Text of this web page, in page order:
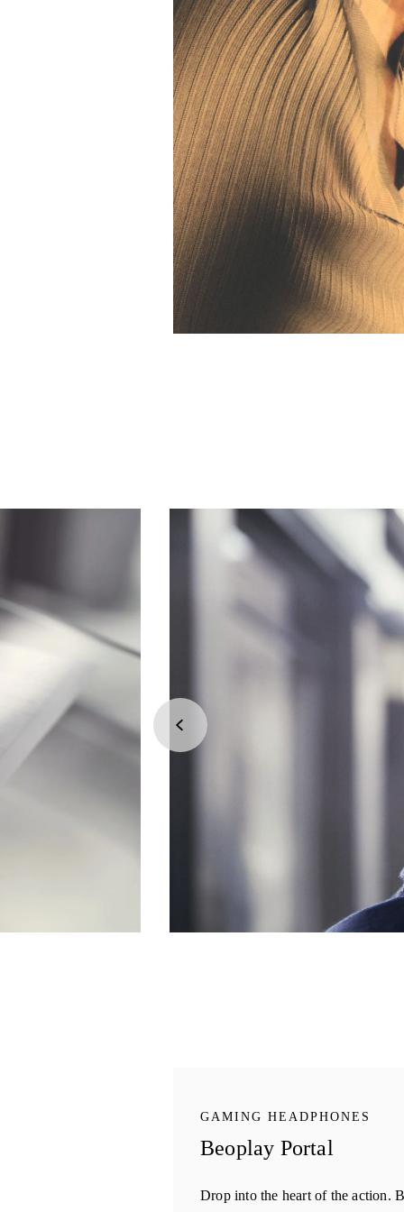
GAMING HEADPHONES
Beoplay Portal
Drop into the heart of the action.